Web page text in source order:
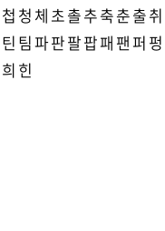
첩 청 체 초촐추축춘출취
틴 팀파판팔팝패 팬 퍼 펑
희 힌